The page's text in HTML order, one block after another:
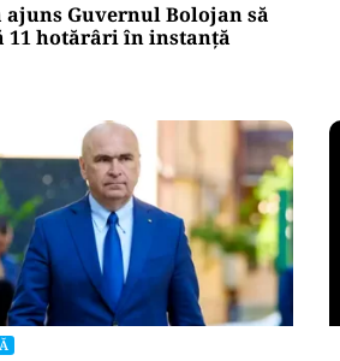
ajuns Guvernul Bolojan să
11 hotărâri în instanță